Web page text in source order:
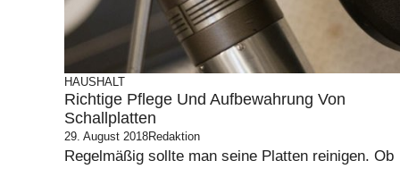
HAUSHALT
Richtige Pflege Und Aufbewahrung Von
Schallplatten
29. August 2018Redaktion
Regelmäßig sollte man seine Platten reinigen. Ob